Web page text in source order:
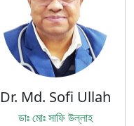
Dr. Md. Sofi Ullah
ডাঃ মোঃ সাফি উল্লাহ